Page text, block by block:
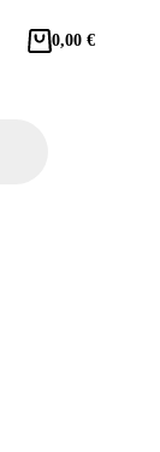
0,00€